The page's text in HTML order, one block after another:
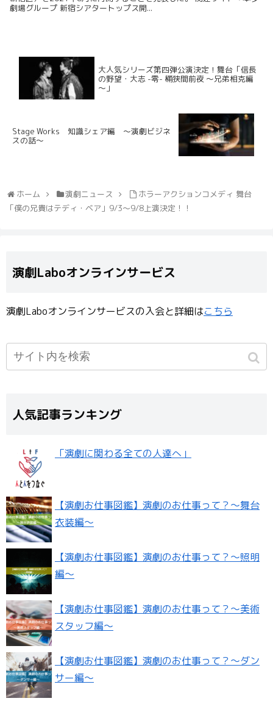
劇場グループ 新宿シアタートップス開...
大人気シリーズ第四弾公演決定！舞台「信長
の野望・大志 -零- 桶狭間前夜 ～兄弟相克編
～」
Stage Works 知識シェア編 〜演劇ビジネ
スの話〜
ホーム 演劇ニュース
ホラーアクションコメディ 舞台
「僕の兄貴はテディ・ベア」9/3～9/8上演決定！！
演劇Laboオンラインサービス
演劇Laboオンラインサービスの入会と詳細はこちら
人気記事ランキング
「演劇に関わる全ての人達へ」
【演劇お仕事図鑑】演劇のお仕事って？〜舞台
衣装編〜
【演劇お仕事図鑑】演劇のお仕事って？〜照明
編〜
【演劇お仕事図鑑】演劇のお仕事って？〜美術
スタッフ編〜
【演劇お仕事図鑑】演劇のお仕事って？〜ダン
サー編〜